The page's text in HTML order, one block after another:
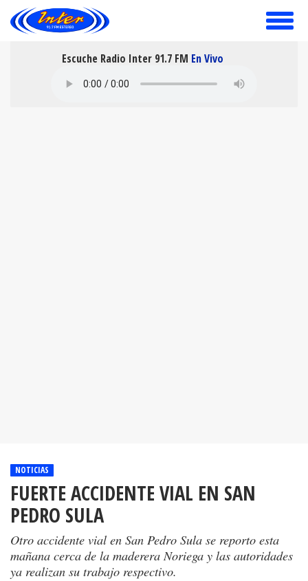
toggle
Escuche Radio Inter 91.7 FM En Vivo
NOTICIAS
FUERTE ACCIDENTE VIAL EN SAN
PEDRO SULA
Otro accidente vial en San Pedro Sula se reporto esta
mañana cerca de la maderera Noriega y las autoridades
ya realizan su trabajo respectivo.